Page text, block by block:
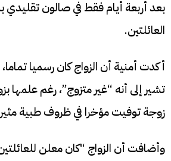
بعد أربعة أيام فقط في صالون
العائلتين.
أكدت أمنية أن الزواج كان رسميا
تشير إلى أنه “غير متزوج”، رغم علمها
زوجة توفيت مؤخرا في ظروف طبية
وأضافت أن الزواج “كان معلن